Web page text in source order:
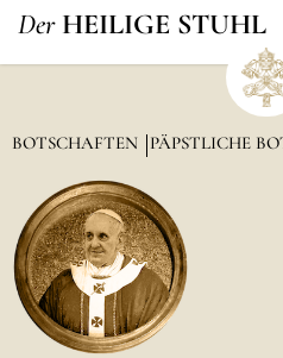
Der HEILIGE STUHL
BOTSCHAFTEN PÄPSTLICHE